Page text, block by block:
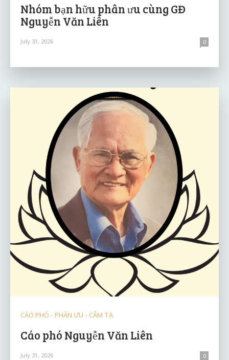
Nhóm bạn hữu phân ưu cùng GĐ
Nguyễn Văn Liên
July 31, 2026 0
CÁO PHÓ - PHÂN ƯU - CẢM TẠ
Cáo phó Nguyễn Văn Liên
July 31, 2026 0